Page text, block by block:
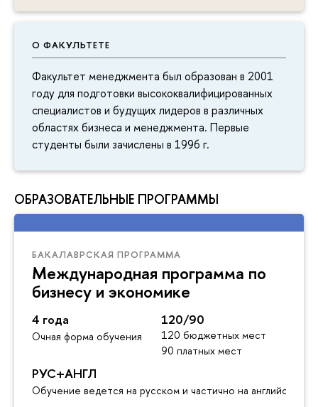
О ФАКУЛЬТЕТЕ
Факультет менеджмента был образован в 2001
году для подготовки высококвалифицированных
специалистов и будущих лидеров в различных
областях бизнеса и менеджмента. Первые
студенты были зачислены в 1996 г.
ОБРАЗОВАТЕЛЬНЫЕ ПРОГРАММЫ
БАКАЛАВРСКАЯ ПРОГРАММА
Международная программа по
бизнесу и экономике
4 года
Очная форма обучения
120/90
120 бюджетных мест
90 платных мест
РУС+АНГЛ
Обучение ведется на русском и частично на английском